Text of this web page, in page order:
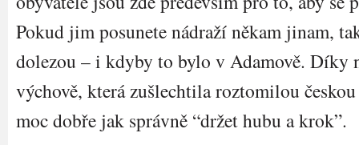
Pokud jim posunete nádraží někam jinam,
dolezou – i kdyby to bylo v Adamově. Díky
výchově, která zušlechtila roztomilou
moc dobře jak správně “držet hubu a krok”.